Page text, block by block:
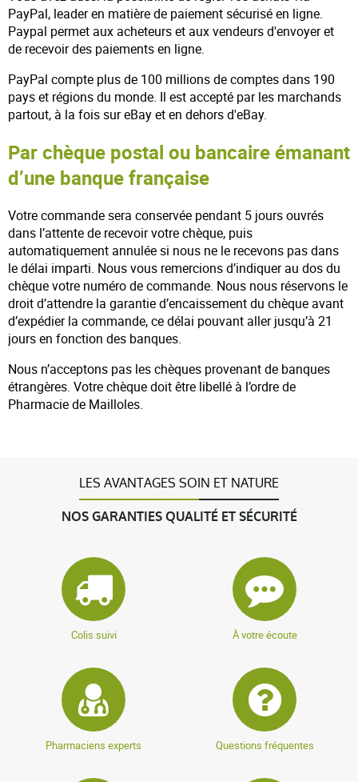
PayPal, leader en matière de paiement sécurisé en ligne.
Paypal permet aux acheteurs et aux vendeurs d'envoyer et
de recevoir des paiements en ligne.
PayPal compte plus de 100 millions de comptes dans 190
pays et régions du monde. Il est accepté par les marchands
partout, à la fois sur eBay et en dehors d'eBay.
Par chèque postal ou bancaire émanant
d’une banque française
Votre commande sera conservée pendant 5 jours ouvrés
dans l’attente de recevoir votre chèque, puis
automatiquement annulée si nous ne le recevons pas dans
le délai imparti. Nous vous remercions d’indiquer au dos du
chèque votre numéro de commande. Nous nous réservons le
droit d’attendre la garantie d’encaissement du chèque avant
d’expédier la commande, ce délai pouvant aller jusqu’à 21
jours en fonction des banques.
Nous n’acceptons pas les chèques provenant de banques
étrangères. Votre chèque doit être libellé à l’ordre de
Pharmacie de Mailloles.
LES AVANTAGES SOIN ET NATURE
NOS GARANTIES QUALITÉ ET SÉCURITÉ
Colis suivi À votre écoute
Pharmaciens experts Questions fréquentes